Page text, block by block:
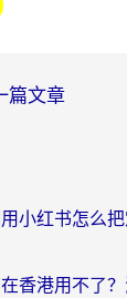
篇文章